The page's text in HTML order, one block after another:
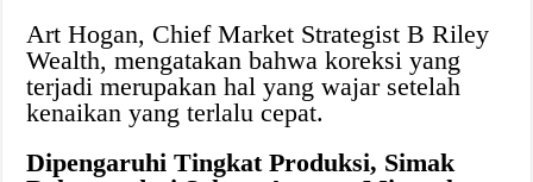
Art Hogan, Chief Market Strategist B Riley
Wealth, mengatakan bahwa koreksi yang
terjadi merupakan hal yang wajar setelah
kenaikan yang terlalu cepat.
Dipengaruhi Tingkat Produksi, Simak